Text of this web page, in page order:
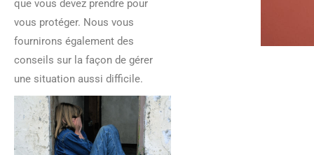
que vous devez prendre pour
vous protéger. Nous vous
fournirons également des
conseils sur la façon de gérer
une situation aussi difficile.